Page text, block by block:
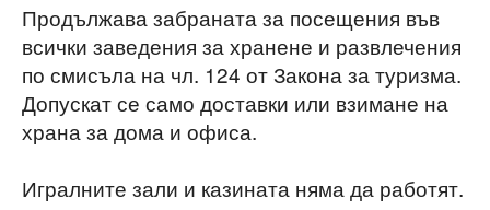
Продължава забраната за посещения във
всички заведения за хранене и развлечения
по смисъла на чл. 124 от Закона за туризма.
Допускат се само доставки или взимане на
храна за дома и офиса.
Игралните зали и казината няма да работят.